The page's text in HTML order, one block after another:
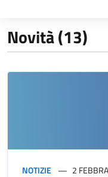
Novità (13)
NOTIZIE 2